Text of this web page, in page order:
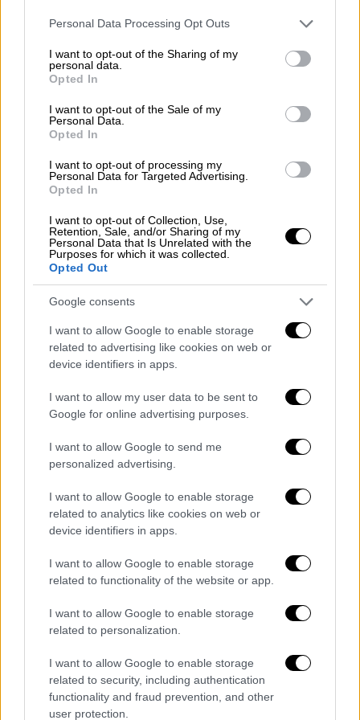
Please note that this website/app uses one or more Google
not limited to your visit or usage behaviour. You may click to
grant or deny consent to Google and its third-party tags to
use your data for below specified purposes in below Google
consent section.
Personal Data Processing Opt Outs
I want to opt-out of the Sharing of my
personal data.
Opted In
I want to opt-out of the Sale of my
Personal Data.
Opted In
I want to opt-out of processing my
Personal Data for Targeted Advertising.
Opted In
I want to opt-out of Collection, Use,
Retention, Sale, and/or Sharing of my
Personal Data that Is Unrelated with the
Purposes for which it was collected.
Opted Out
Google consents
I want to allow Google to enable storage
related to advertising like cookies on web or
device identifiers in apps.
I want to allow my user data to be sent to
Google for online advertising purposes.
I want to allow Google to send me
personalized advertising.
I want to allow Google to enable storage
related to analytics like cookies on web or
device identifiers in apps.
I want to allow Google to enable storage
related to functionality of the website or app.
I want to allow Google to enable storage
related to personalization.
I want to allow Google to enable storage
related to security, including authentication
functionality and fraud prevention, and other
user protection.
έχει μετονομαστεί σε Αλκιβιάδη Καμπανού
και άφησαν ένα λουλούδι τιμώντας τη μνήμη
του 19χρονου.
«Καλούμε τους φίλους του ΑΡΗ κι όχι μόνο,
να δώσουν το "παρών" για να τιμήσουν τη
ηχηρό μήνυμα, ότι οι δολοφόνοι δεν ανήκουν
στον αθλητισμό, στην κοινωνία,
οπουδήποτε. Ποτέ ξανά…» αναφέρει μεταξύ
άλλων η ανακοίνωση του Α.Σ.
Στη μνήμη του Άλκη: Καθιερώνεται
«Πανελλήνια Ημέρα Φιλάθλου» η 1η
Φεβρουαρίου
Την καθιέρωση της 1ης Φεβρουαρίου ως
«Πανελλήνιας Ημέρας Φιλάθλου»
ανακοίνωσε ο αναπληρωτής υπουργός
Παιδείας και Αθλητισμού,Γιάννης
που έχει καταθέσει και ο ΣΥΡΙΖΑ
Αποφράδα μέρα για τον αθλητισμό
Ο κ. Βρούτσης ανέφερε ότι «σήμερα, είναι
καθώς δύο χρόνια από την 1η Φεβρουαρίου
από την δολοφονία του Άλκη Καμπανού
(1.2.2022) τα έφερε έτσι η τύχη το
Κοινοβούλιο να συζητά αυτό το νομοσχέδιο
και πρότεινε την καθιέρωση της 1η
Φεβρουαρίου να καθιερωθεί ως Πανελλήνια
Ημέρα Φιλάθλου,